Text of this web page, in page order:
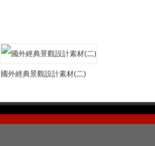
國外經典景觀設計素材(二)